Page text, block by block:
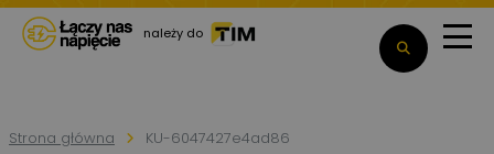
należy do
Strona główna KU-6047427e4ad86